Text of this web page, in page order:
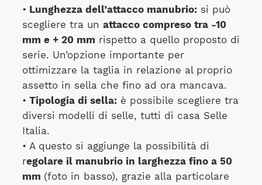
• Lunghezza dell’attacco manubrio:si può
scegliere tra un attacco compreso tra -10
mm e + 20 mm rispetto a quello proposto di
serie. Un’opzione importante per
ottimizzare la taglia in relazione al proprio
assetto in sella che fino ad ora mancava.
• Tipologia di sella:è possibile scegliere tra
diversi modelli di selle, tutti di casa Selle
Italia.
• A questo si aggiunge la possibilità di
regolare il manubrio in larghezza fino a 50
mm (foto in basso), grazie alla particolare